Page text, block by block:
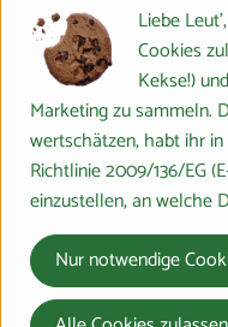
250g
, Herkunft:
Deutschland
,
,DE-
Liebe
Cookies
Kekse!)
Marketing zu sammeln.
wertschätzen, habt ihr
Richtlinie 2009/136/EG
einzustellen, an welche
Nur notwendige